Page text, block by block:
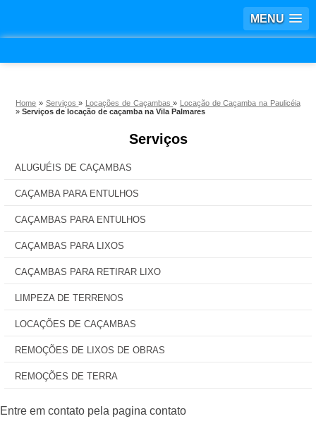
MENU
Home » Serviços» Locações de Caçambas» Locação de Caçamba na Paulicéia
»Serviços de locação de caçamba na Vila Palmares
Serviços
ALUGUÉIS DE CAÇAMBAS
CAÇAMBA PARA ENTULHOS
CAÇAMBAS PARA ENTULHOS
CAÇAMBAS PARA LIXOS
CAÇAMBAS PARA RETIRAR LIXO
LIMPEZA DE TERRENOS
LOCAÇÕES DE CAÇAMBAS
REMOÇÕES DE LIXOS DE OBRAS
REMOÇÕES DE TERRA